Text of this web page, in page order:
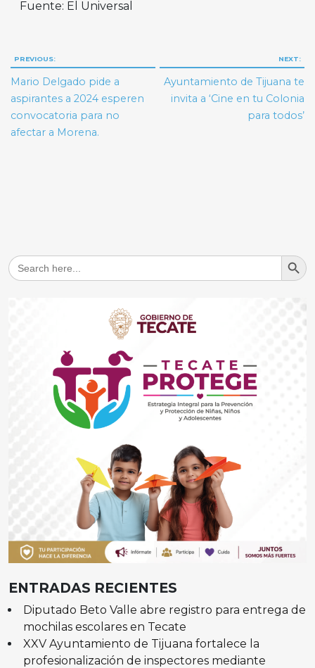
Fuente: El Universal
Navegación
de
entradas
PREVIOUS:
Mario Delgado pide a
aspirantes a 2024 esperen
convocatoria para no
afectar a Morena.
NEXT:
Ayuntamiento de Tijuana te
invita a ‘Cine en tu Colonia
para todos’
Search
for:
Search
ENTRADAS RECIENTES
Diputado Beto Valle abre registro para entrega de
mochilas escolares en Tecate
XXV Ayuntamiento de Tijuana fortalece la
profesionalización de inspectores mediante